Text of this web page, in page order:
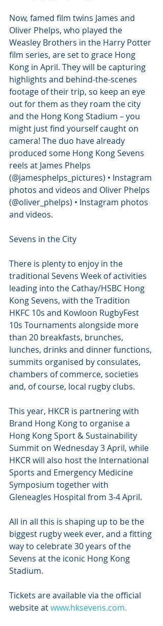
Now, famed film twins James and
Oliver Phelps, who played the
Weasley Brothers in the Harry Potter
film series, are set to grace Hong
Kong in April. They will be capturing
highlights and behind-the-scenes
footage of their trip, so keep an eye
out for them as they roam the city
and the Hong Kong Stadium – you
might just find yourself caught on
camera! The duo have already
produced some Hong Kong Sevens
reels at James Phelps
(@jamesphelps_pictures) • Instagram
photos and videos and Oliver Phelps
(@oliver_phelps) • Instagram photos
and videos.
Sevens in the City
There is plenty to enjoy in the
traditional Sevens Week of activities
leading into the Cathay/HSBC Hong
Kong Sevens, with the Tradition
HKFC 10s and Kowloon RugbyFest
10s Tournaments alongside more
than 20 breakfasts, brunches,
lunches, drinks and dinner functions,
summits organised by consulates,
chambers of commerce, societies
and, of course, local rugby clubs.
This year, HKCR is partnering with
Brand Hong Kong to organise a
Hong Kong Sport & Sustainability
Summit on Wednesday 3 April, while
HKCR will also host the International
Sports and Emergency Medicine
Symposium together with
Gleneagles Hospital from 3-4 April.
All in all this is shaping up to be the
biggest rugby week ever, and a fitting
way to celebrate 30 years of the
Sevens at the iconic Hong Kong
Stadium.
Tickets are available via the official
website at www.hksevens.com.